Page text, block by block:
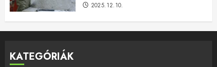
2025.12.10.
KATEGÓRIÁK